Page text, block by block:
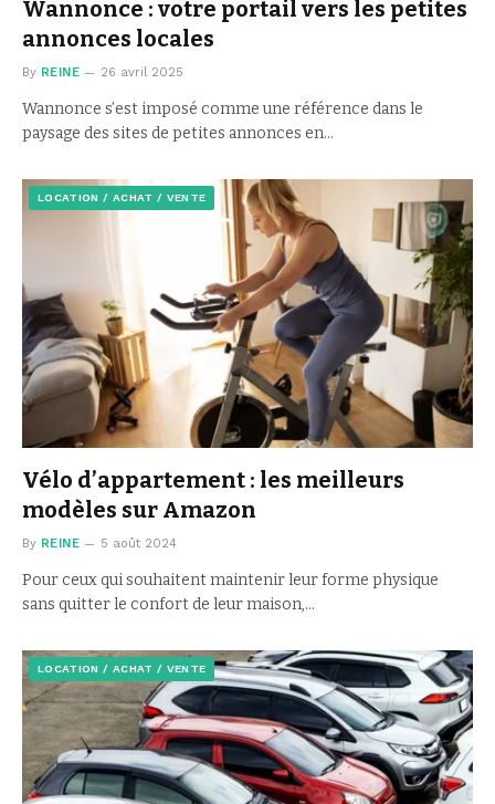
Wannonce : votre portail vers les petites
annonces locales
By REINE 26 avril 2025
Wannonce s’est imposé comme une référence dans le
paysage des sites de petites annonces en…
LOCATION / ACHAT / VENTE
Vélo d’appartement : les meilleurs
modèles sur Amazon
By REINE 5 août 2024
Pour ceux qui souhaitent maintenir leur forme physique
sans quitter le confort de leur maison,…
LOCATION / ACHAT / VENTE